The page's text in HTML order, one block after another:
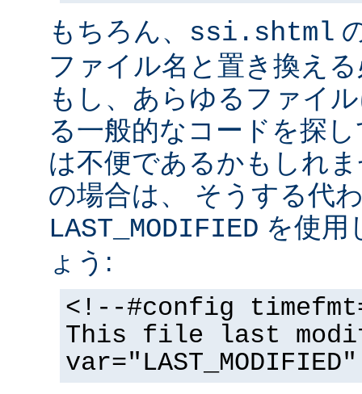
もちろん、 ssi.shtml
ファイル名と置き換え
もし、あらゆるファイ
る一般的なコードを探
は不便であるかもしれ
の場合は、 そうする代
LAST_MODIFIED を使用
ょう:
<!--#config
This file last